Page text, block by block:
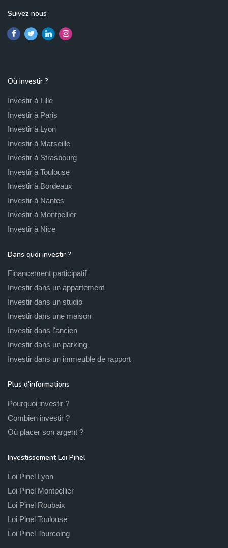
Suivez nous
Où investir ?
Investir à Lille
Investir à Paris
Investir à Lyon
Investir à Marseille
Investir à Strasbourg
Investir à Toulouse
Investir à Bordeaux
Investir à Nantes
Investir à Montpellier
Investir à Nice
Dans quoi investir ?
Financement participatif
Investir dans un appartement
Investir dans un studio
Investir dans une maison
Investir dans l'ancien
Investir dans un parking
Investir dans un immeuble de rapport
Plus d'informations
Pourquoi investir ?
Combien investir ?
Où placer son argent ?
Investissement Loi Pinel
Loi Pinel Lyon
Loi Pinel Montpellier
Loi Pinel Roubaix
Loi Pinel Toulouse
Loi Pinel Tourcoing